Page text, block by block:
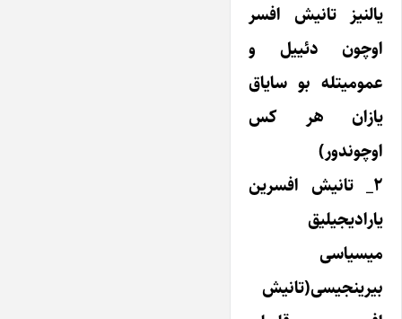
یالنیز تانیش افسر
اوچون دئییل و
عمومیتله بو سایاق
یازان هر کس
اوچوندور)
۲_ تانیش افسرین
یارادیجیلیق
میسیاسی
بیرینجیسی(تانیش